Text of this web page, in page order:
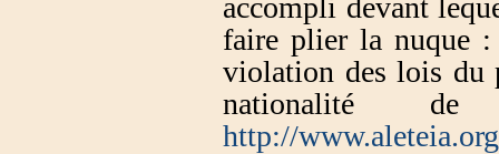
faire plier la nuque :
violation des lois du
nationalité
http://